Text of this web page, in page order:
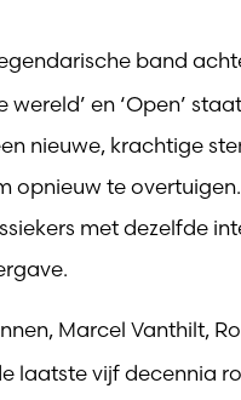
band
wereld’ en ‘Open’
nieuwe, krachtige
opnieuw te
met dezelfde
Marcel Vanthilt,
laatste vijf decennia